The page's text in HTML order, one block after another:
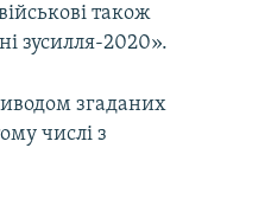
також
зусилля-2020».
згаданих
числі з